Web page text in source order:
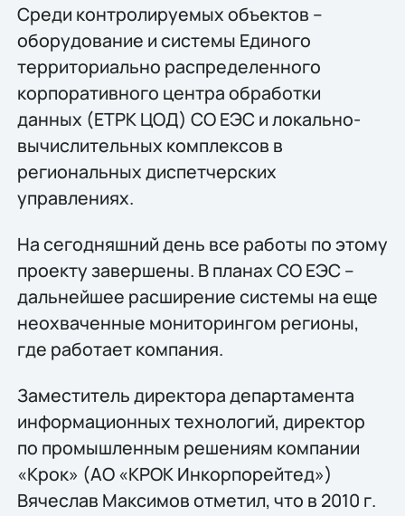
Среди контролируемых объектов –
оборудование и системы Единого
территориально распределенного
корпоративного центра обработки
данных (ЕТРК ЦОД) СО ЕЭС и локально-
вычислительных комплексов в
региональных диспетчерских
управлениях.
На сегодняшний день все работы по этому
проекту завершены. В планах СО ЕЭС –
дальнейшее расширение системы на еще
неохваченные мониторингом регионы,
где работает компания.
Заместитель директора департамента
информационных технологий, директор
по промышленным решениям компании
«Крок» (АО «КРОК Инкорпорейтед»)
Вячеслав Максимов отметил, что в 2010 г.